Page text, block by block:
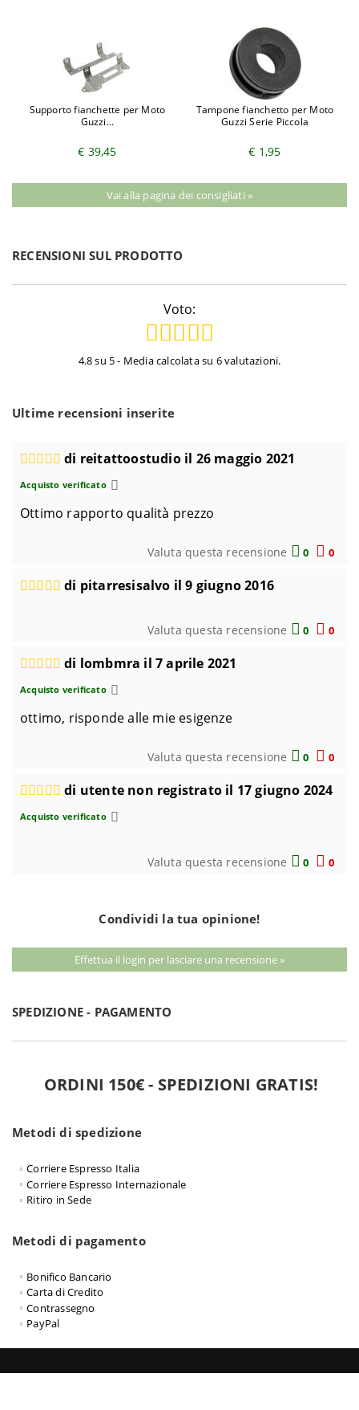
Supporto fianchette per Moto
Guzzi...
€ 39,45
Tampone fianchetto per Moto
Guzzi Serie Piccola
€ 1,95
Vai alla pagina dei consigliati »
RECENSIONI SUL PRODOTTO
Voto:
4.8 su 5 - Media calcolata su 6 valutazioni.
Ultime recensioni inserite
di reitattoostudio il 26 maggio 2021
Acquisto verificato
Ottimo rapporto qualità prezzo
Valuta questa recensione 0 0
di pitarresisalvo il 9 giugno 2016
Valuta questa recensione 0 0
di lombmra il 7 aprile 2021
Acquisto verificato
ottimo, risponde alle mie esigenze
Valuta questa recensione 0 0
di utente non registrato il 17 giugno 2024
Acquisto verificato
Valuta questa recensione 0 0
Condividi la tua opinione!
Effettua il login per lasciare una recensione »
SPEDIZIONE - PAGAMENTO
ORDINI 150€ - SPEDIZIONI GRATIS!
Metodi di spedizione
Corriere Espresso Italia
Corriere Espresso Internazionale
Ritiro in Sede
Metodi di pagamento
Bonifico Bancario
Carta di Credito
Contrassegno
PayPal